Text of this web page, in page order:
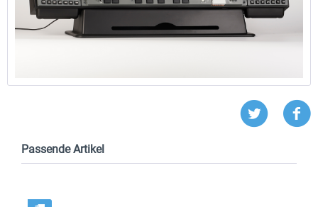
Passende Artikel